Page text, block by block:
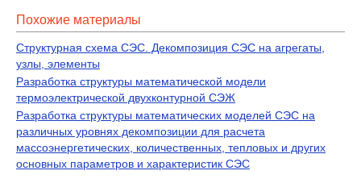
Похожие материалы
Структурная схема СЭС. Декомпозиция СЭС на агрегаты,
узлы, элементы
Разработка структуры математической модели
термоэлектрической двухконтурной СЭЖ
Разработка структуры математических моделей СЭС на
различных уровнях декомпозиции для расчета
массоэнергетических, количественных, тепловых и других
основных параметров и характеристик СЭС